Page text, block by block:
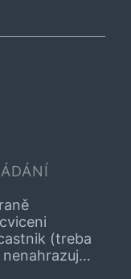
vas zcela
vhodny
(treba